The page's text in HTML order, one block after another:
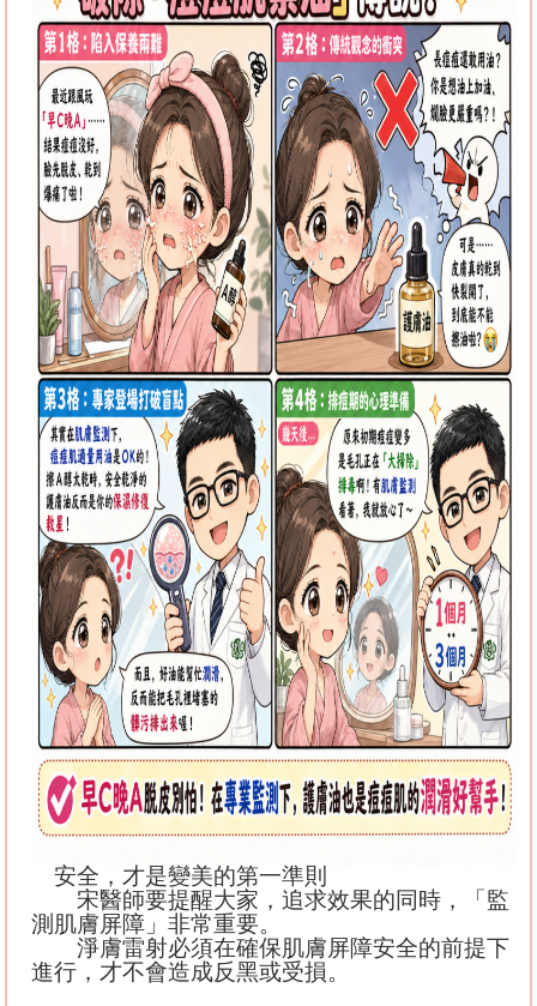
安全，才是變美的第一準則
宋醫師要提醒大家，追求效果的同時，「監
測肌膚屏障」非常重要。
淨膚雷射必須在確保肌膚屏障安全的前提下
進行，才不會造成反黑或受損。